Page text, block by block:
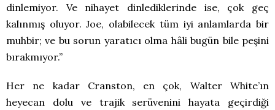
dinlemiyor. Ve nihayet dinlediklerinde ise, çok geç
kalınmış oluyor. Joe, olabilecek tüm iyi anlamlarda bir
muhbir; ve bu sorun yaratıcı olma hâli bugün bile peşini
bırakmıyor.”
Her ne kadar Cranston, en çok, Walter White’ın
heyecan dolu ve trajik serüvenini hayata geçirdiği